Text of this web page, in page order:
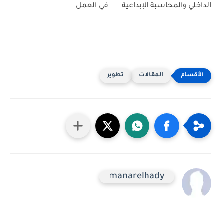
الداخلي والمحاسبة الإبداعية
في العمل
المقالات تطوير
manarelhady